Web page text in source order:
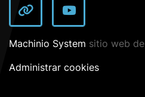
other youtube
Machinio System sitio web de
Administrar cookies